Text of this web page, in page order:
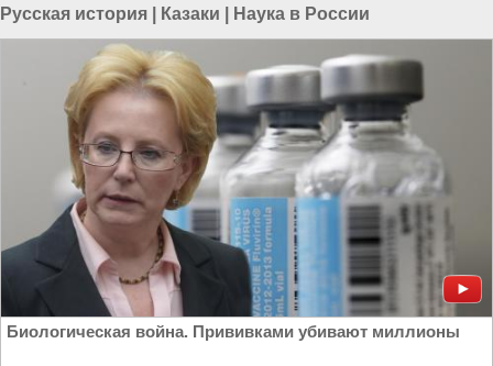
Русская история Казаки Наука в России
Биологическая война. Прививками убивают миллионы